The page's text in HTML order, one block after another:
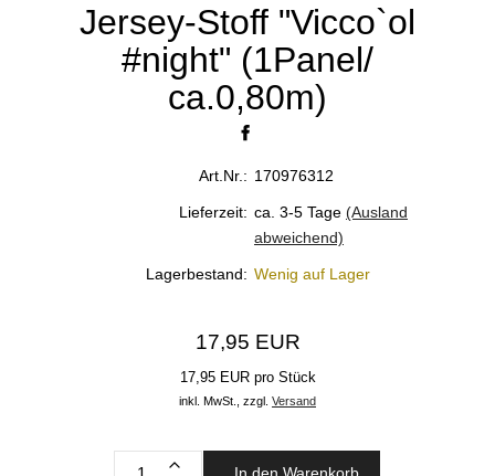
Jersey-Stoff "Vicco`ol
#night" (1Panel/
ca.0,80m)
Art.Nr.: 170976312
Lieferzeit: ca. 3-5 Tage (Ausland
abweichend)
Lagerbestand: Wenig auf Lager
17,95 EUR
17,95 EUR pro Stück
inkl. MwSt., zzgl. Versand